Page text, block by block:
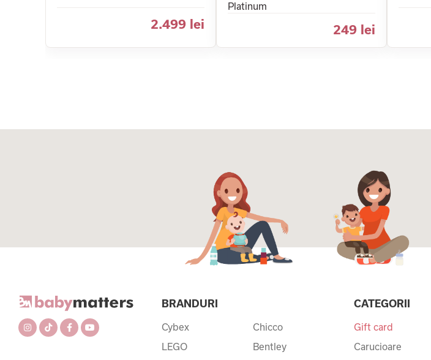
2.499 lei
Platinum
249 lei
BRANDURI
Cybex
LEGO
Chicco
Bentley
CATEGORII
Gift card
Carucioare